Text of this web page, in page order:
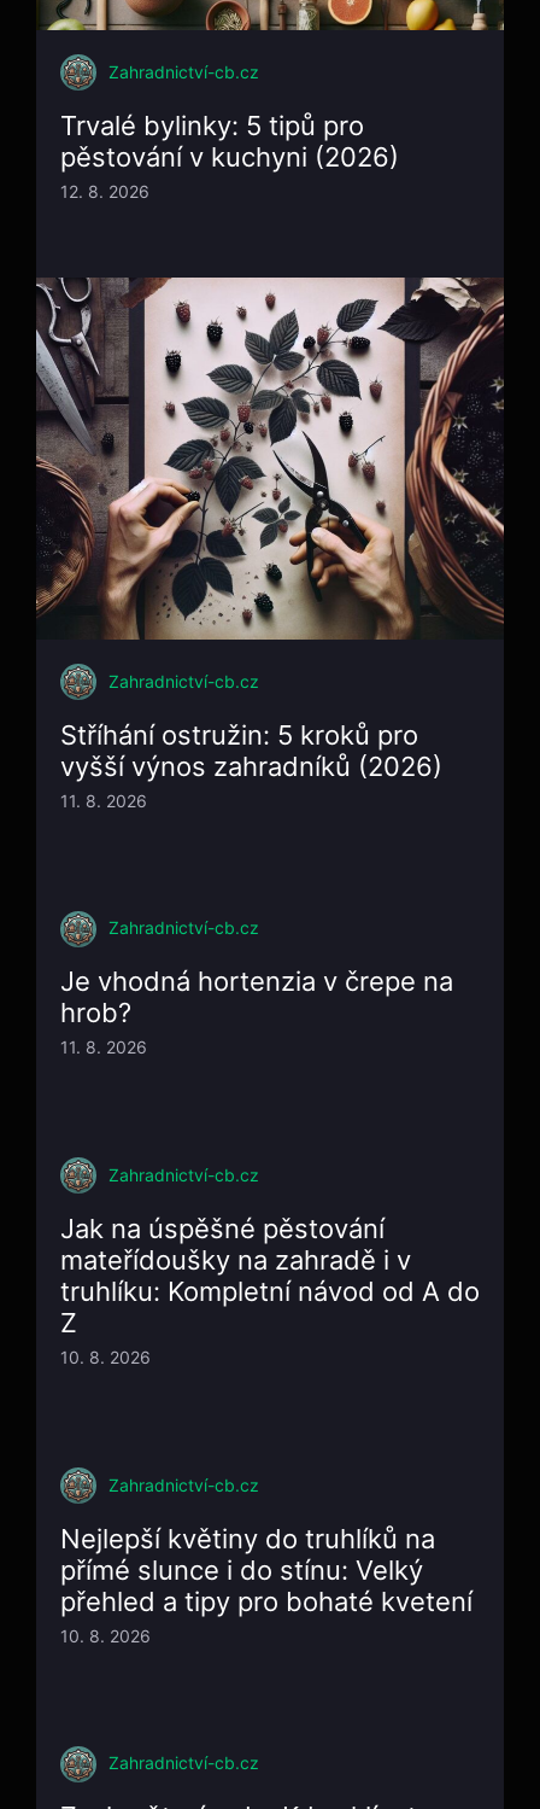
Zahradnictví-cb.cz
Trvalé bylinky: 5 tipů pro
pěstování v kuchyni (2026)
12. 8. 2026
Zahradnictví-cb.cz
Stříhání ostružin: 5 kroků pro
vyšší výnos zahradníků (2026)
11. 8. 2026
Zahradnictví-cb.cz
Je vhodná hortenzia v črepe na
hrob?
11. 8. 2026
Zahradnictví-cb.cz
Jak na úspěšné pěstování
mateřídoušky na zahradě i v
truhlíku: Kompletní návod od A do
Z
10. 8. 2026
Zahradnictví-cb.cz
Nejlepší květiny do truhlíků na
přímé slunce i do stínu: Velký
přehled a tipy pro bohaté kvetení
10. 8. 2026
Zahradnictví-cb.cz